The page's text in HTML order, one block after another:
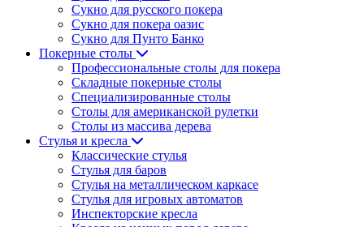
Сукно для русского покера
Сукно для покера оазис
Сукно для Пунто Банко
Покерные столы
Профессиональные столы для покера
Складные покерные столы
Специализированные столы
Столы для американской рулетки
Столы из массива дерева
Стулья и кресла
Классические стулья
Стулья для баров
Стулья на металлическом каркасе
Стулья для игровых автоматов
Инспекторские кресла